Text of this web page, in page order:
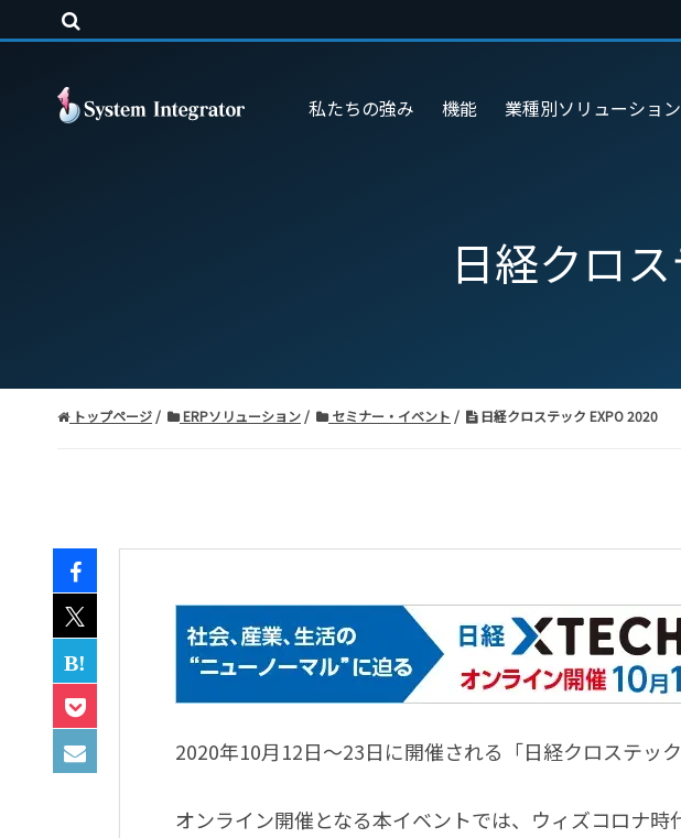
私たちの強み 機能 業種別ソリューション
日経クロ
トップページ ERPソリューション セミナー・イベント 日経クロステック EXPO 2020
2020年10月12日～23日に開催される「日経クロステッ
オンライン開催となる本イベントでは、ウィズコロナ